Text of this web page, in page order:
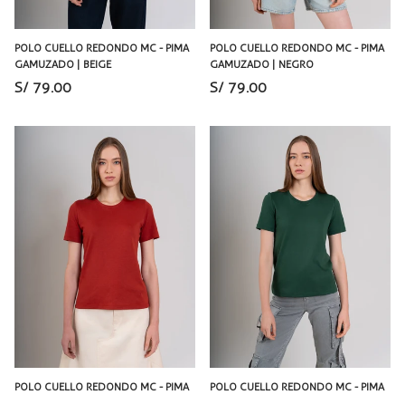
POLO CUELLO REDONDO MC - PIMA
GAMUZADO | BEIGE
S/ 79.00
POLO CUELLO REDONDO MC - PIMA
GAMUZADO | NEGRO
S/ 79.00
POLO CUELLO REDONDO MC - PIMA
POLO CUELLO REDONDO MC - PIMA